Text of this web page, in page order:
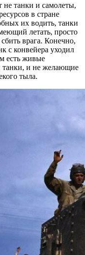
танки и самолеты,
в стране
их водить, танки
летать, просто
врага. Конечно,
с конвейера уходил
есть живые
танки, и не желающие
тыла.